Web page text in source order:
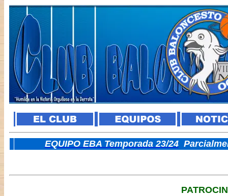
EQUIPO EBA Temporada 23/24